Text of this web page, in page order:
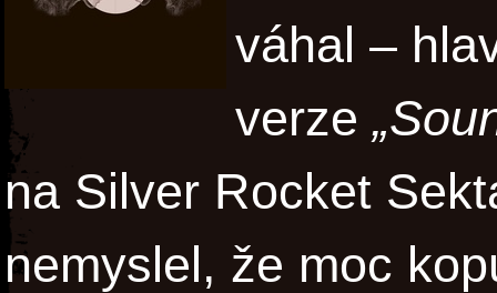
váhal –
verze
na Silver Rocket
nemyslel, že moc